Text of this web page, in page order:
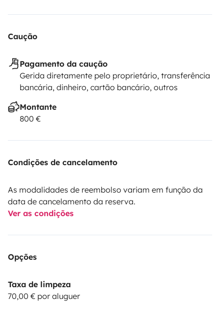
Caução
Pagamento da caução
Gerida diretamente pelo proprietário, transferência
bancária, dinheiro, cartão bancário, outros
Montante
800 €
Condições de cancelamento
As modalidades de reembolso variam em função da
data de cancelamento da reserva.
Ver as condições
Opções
Taxa de limpeza
70,00 € por aluguer